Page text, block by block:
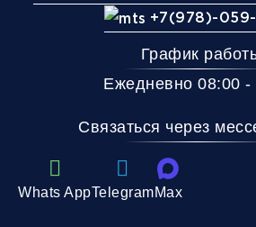
+7(978)-
График
Ежедневно 08:00 -
Связаться через
Whats AppTelegramMax